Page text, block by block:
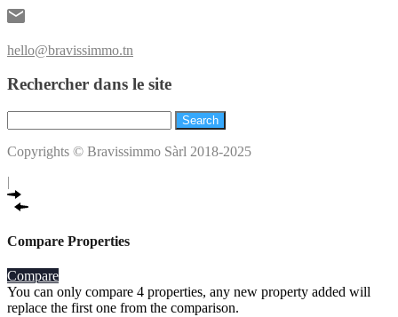
hello@bravissimmo.tn
Rechercher dans le site
for:
Copyrights © Bravissimmo Sàrl 2018-2025
|
Compare Properties
Compare
You can only compare 4 properties, any new property added will
replace the first one from the comparison.